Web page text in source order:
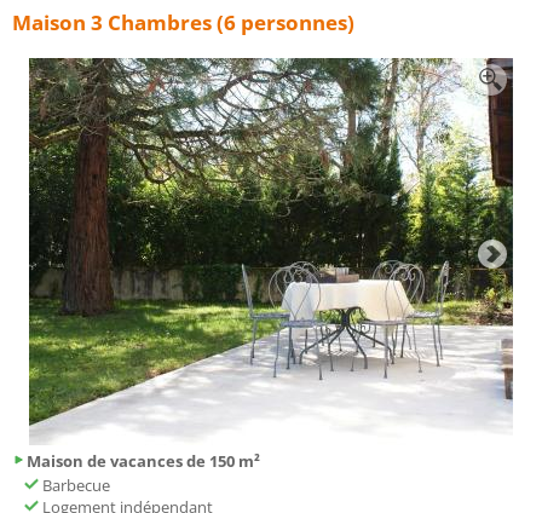
Maison 3 Chambres (6 personnes)
Maison de vacances de 150 m²
Barbecue
Logement indépendant